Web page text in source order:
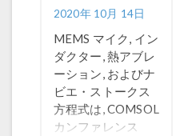
2020年 10月 14日
MEMS マイク, イン
ダクター, 熱アブレ
ーション, およびナ
ビエ・ストークス
方程式は, COMSOL
カンファレンス